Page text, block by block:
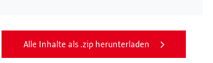
Alle Inhalte als .zip herunterladen